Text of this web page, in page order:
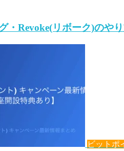
・Revoke(リボーク)のや
ビットポ